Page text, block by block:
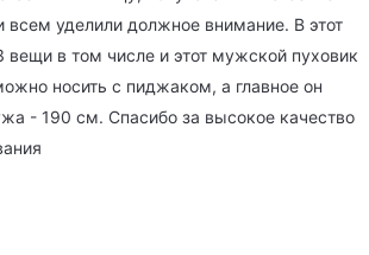
всем уделили должное внимание. В этот
вещи в том числе и этот мужской пуховик
носить с пиджаком, а главное он
- 190 см. Спасибо за высокое качество